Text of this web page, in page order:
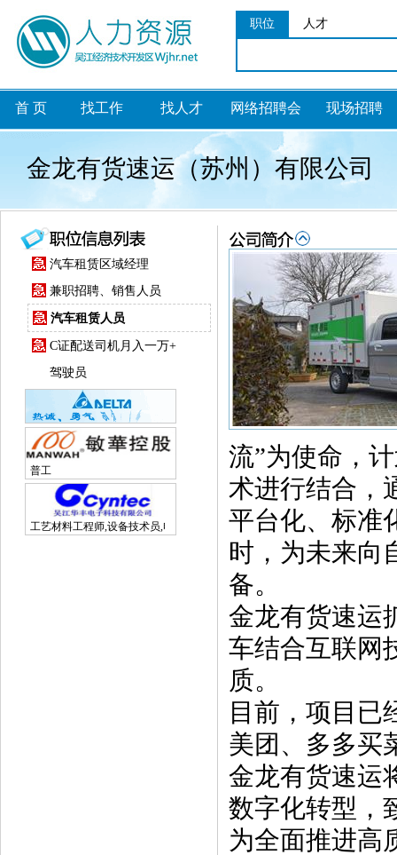
职位 人才
首 页 找工作 找人才 网络招聘会 现场招聘
金龙有货速运（苏州）有限公司
汽车租赁区域经理
兼职招聘、销售人员
汽车租赁人员
C证配送司机月入一万+
驾驶员
普工
工艺材料工程师,设备技术员,电子研发工程师
流”为使命，
术进行结合，
平台化、标准
时，为未来向
备。
金龙有货速运
车结合互联网
质。
目前，项目已
美团、多多买
金龙有货速运
数字化转型，
为全面推进高